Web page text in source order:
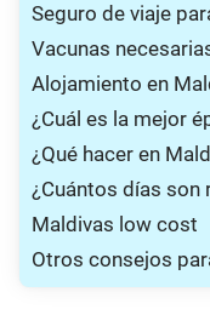
Seguro de viaje
Vacunas
Alojamiento en
¿Cuál es la mejor
¿Qué hacer en
¿Cuántos días son
Maldivas low cost
Otros consejos